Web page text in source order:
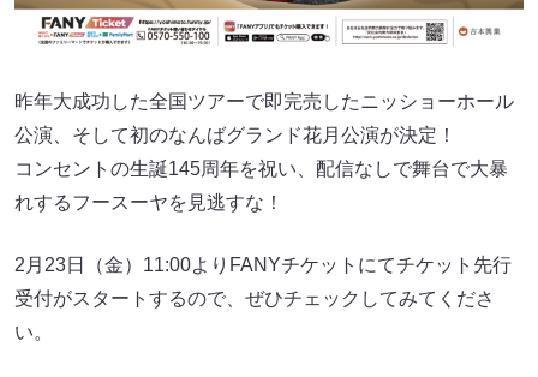
昨年大成功した全国ツアーで即完売したニッショーホール
公演、そして初のなんばグランド花月公演が決定！
コンセントの生誕145周年を祝い、配信なしで舞台で大暴
れするフースーヤを見逃すな！
2月23日（金）11:00よりFANYチケットにてチケット先行
受付がスタートするので、ぜひチェックしてみてくださ
い。